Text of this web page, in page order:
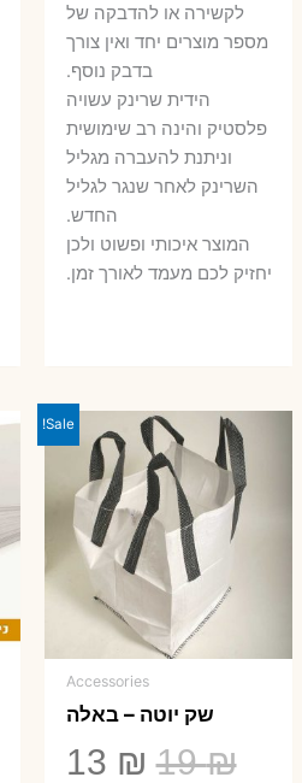
לקשירה או להדבקה של
מספר מוצרים יחד ואין צורך
בדבק נוסף.
הידית שרינק עשויה
פלסטיק והינה רב שימושית
וניתנת להעברה מגליל
השרינק לאחר שנגר לגליל
החדש.
המוצר איכותי ופשוט ולכן
יחזיק לכם מעמד לאורך זמן.
Sale!
Accessories
שק יוטה – באלה
19₪
המחיר
13 ₪